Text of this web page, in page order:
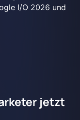
jetzt